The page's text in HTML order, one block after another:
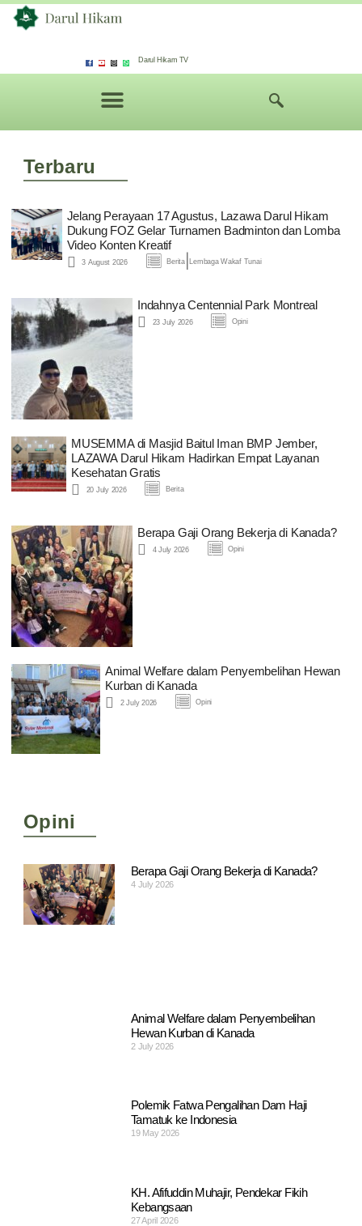
Darul Hikam TV
Terbaru
Jelang Perayaan 17 Agustus, Lazawa Darul Hikam
Dukung FOZ Gelar Turnamen Badminton dan Lomba
Video Konten Kreatif
3 August 2026 Berita| Lembaga Wakaf Tunai
Indahnya Centennial Park Montreal
23 July 2026 Opini
MUSEMMA di Masjid Baitul Iman BMP Jember,
LAZAWA Darul Hikam Hadirkan Empat Layanan
Kesehatan Gratis
20 July 2026 Berita
Berapa Gaji Orang Bekerja di Kanada?
4 July 2026 Opini
Animal Welfare dalam Penyembelihan Hewan
Kurban di Kanada
2 July 2026 Opini
Opini
Berapa Gaji Orang Bekerja di Kanada?
4 July 2026
Animal Welfare dalam Penyembelihan
Hewan Kurban di Kanada
2 July 2026
Polemik Fatwa Pengalihan Dam Haji
Tamatuk ke Indonesia
19 May 2026
KH. Afifuddin Muhajir, Pendekar Fikih
Kebangsaan
27 April 2026